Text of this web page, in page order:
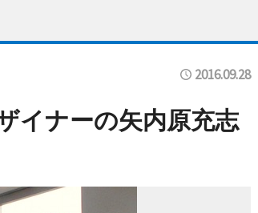
2016.09.28
イナーの矢内原充志